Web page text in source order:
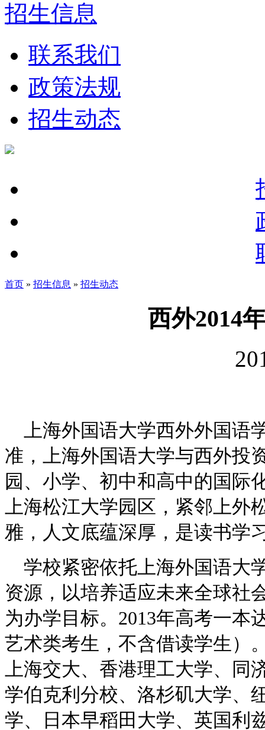
招生信息
联系我们
政策法规
招生动态
首页 » 招生信息 » 招生动态
西外2014
上海外国语大学西外外国语
准，上海外国语大学与西外投
园、小学、初中和高中的国际
上海松江大学园区，紧邻上外
雅，人文底蕴深厚，是读书学
学校紧密依托上海外国语大
资源，以培养适应未来全球社
为办学目标。2013年高考一本
艺术类考生，不含借读学生）
上海交大、香港理工大学、同
学伯克利分校、洛杉矶大学、
学、日本早稻田大学、英国利